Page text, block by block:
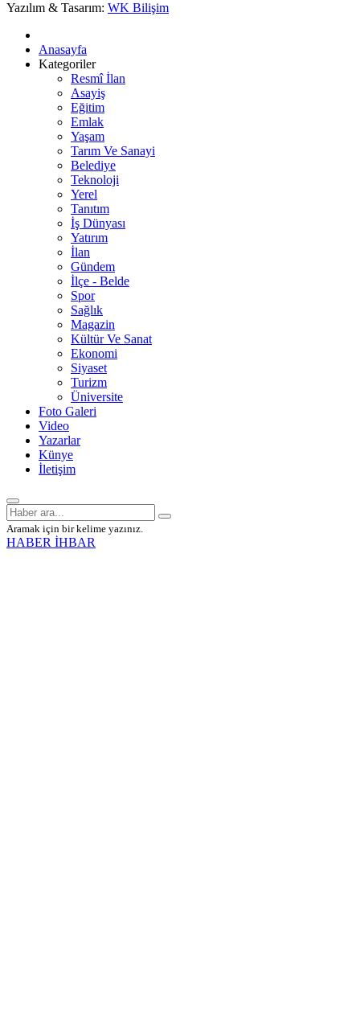
Yazılım & Tasarım: WK Bilişim
Anasayfa
Kategoriler
Resmî İlan
Asayiş
Eğitim
Emlak
Yaşam
Tarım Ve Sanayi
Belediye
Teknoloji
Yerel
Tanıtım
İş Dünyası
Yatırım
İlan
Gündem
İlçe - Belde
Spor
Sağlık
Magazin
Kültür Ve Sanat
Ekonomi
Siyaset
Turizm
Üniversite
Foto Galeri
Video
Yazarlar
Künye
İletişim
Aramak için bir kelime yazınız.
HABER İHBAR